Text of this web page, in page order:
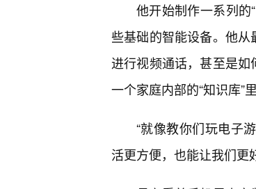
他开始制作一系列的
些基础的智能设备。他
进行视频通话，甚至是
一个家庭内部的“知识库”
“就像教你们玩电子
活更方便，也能让我们更